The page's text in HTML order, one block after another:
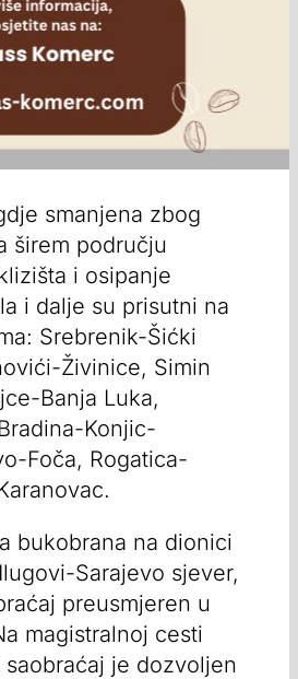
smanjena zbog
širem području
i osipanje
i dalje su prisutni na
Srebrenik-Šićki
Živinice, Simin
Banja Luka,
Konjic-
Foča, Rogatica-
bukobrana na dionici
Sarajevo sjever,
preusmjeren u
magistralnoj cesti
je dozvoljen